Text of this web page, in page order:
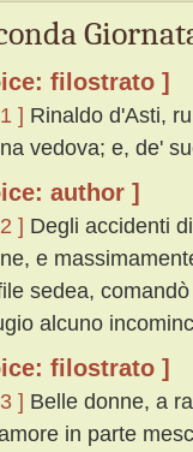
filostrato ]
] Rinaldo d'Asti,
vedova; e, de'
author ]
] Degli accidenti
e
sedea,
alcuno
filostrato ]
] Belle donne, a
in parte